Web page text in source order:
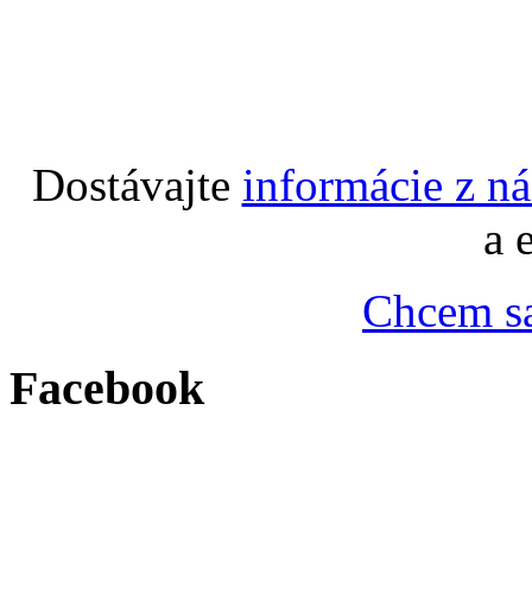
Dostávajte informácie z
a
Chcem
Facebook